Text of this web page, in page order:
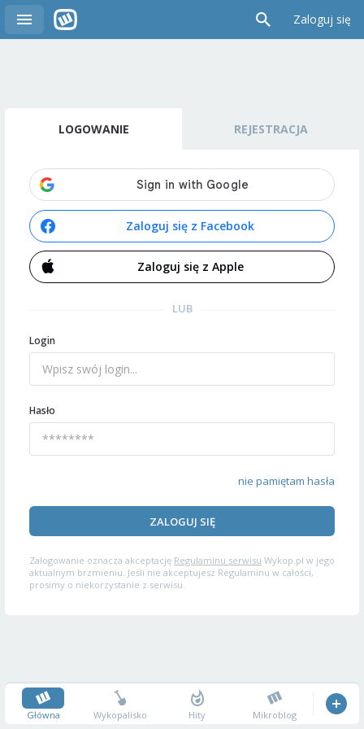
Zaloguj się
LOGOWANIE REJESTRACJA
Zaloguj się z Facebook
Zaloguj się z Apple
LUB
Login
Hasło
nie pamiętam hasła
ZALOGUJ SIĘ
Zalogowanie oznacza akceptację Regulaminu serwisu Wykop.pl w jego
aktualnym brzmieniu. Jeśli nie akceptujesz Regulaminu w całości,
prosimy o niekorzystanie z serwisu.
Główna Wykopalisko Hity Mikroblog